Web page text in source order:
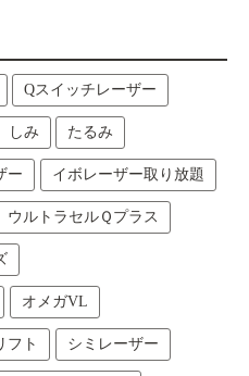
Qスイッチレーザー
しみ たるみ
ー イボレーザー取り放題
ウルトラセルＱプラス
オメガVL
フト シミレーザー